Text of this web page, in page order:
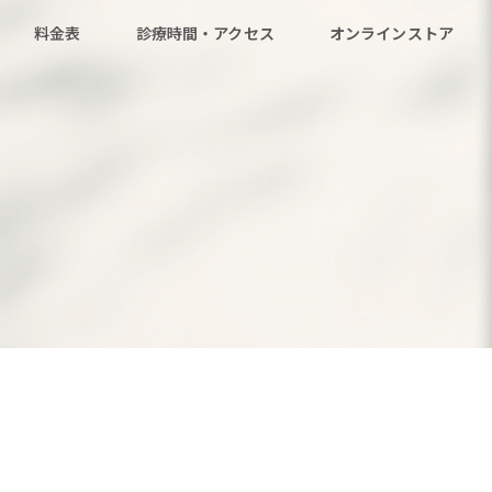
料金表 診療時間・アクセス オンラインストア